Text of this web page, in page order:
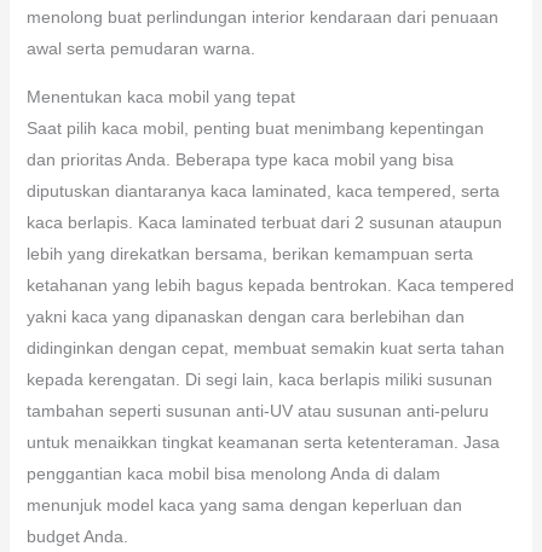
menolong buat perlindungan interior kendaraan dari penuaan
awal serta pemudaran warna.
Menentukan kaca mobil yang tepat
Saat pilih kaca mobil, penting buat menimbang kepentingan
dan prioritas Anda. Beberapa type kaca mobil yang bisa
diputuskan diantaranya kaca laminated, kaca tempered, serta
kaca berlapis. Kaca laminated terbuat dari 2 susunan ataupun
lebih yang direkatkan bersama, berikan kemampuan serta
ketahanan yang lebih bagus kepada bentrokan. Kaca tempered
yakni kaca yang dipanaskan dengan cara berlebihan dan
didinginkan dengan cepat, membuat semakin kuat serta tahan
kepada kerengatan. Di segi lain, kaca berlapis miliki susunan
tambahan seperti susunan anti-UV atau susunan anti-peluru
untuk menaikkan tingkat keamanan serta ketenteraman. Jasa
penggantian kaca mobil bisa menolong Anda di dalam
menunjuk model kaca yang sama dengan keperluan dan
budget Anda.